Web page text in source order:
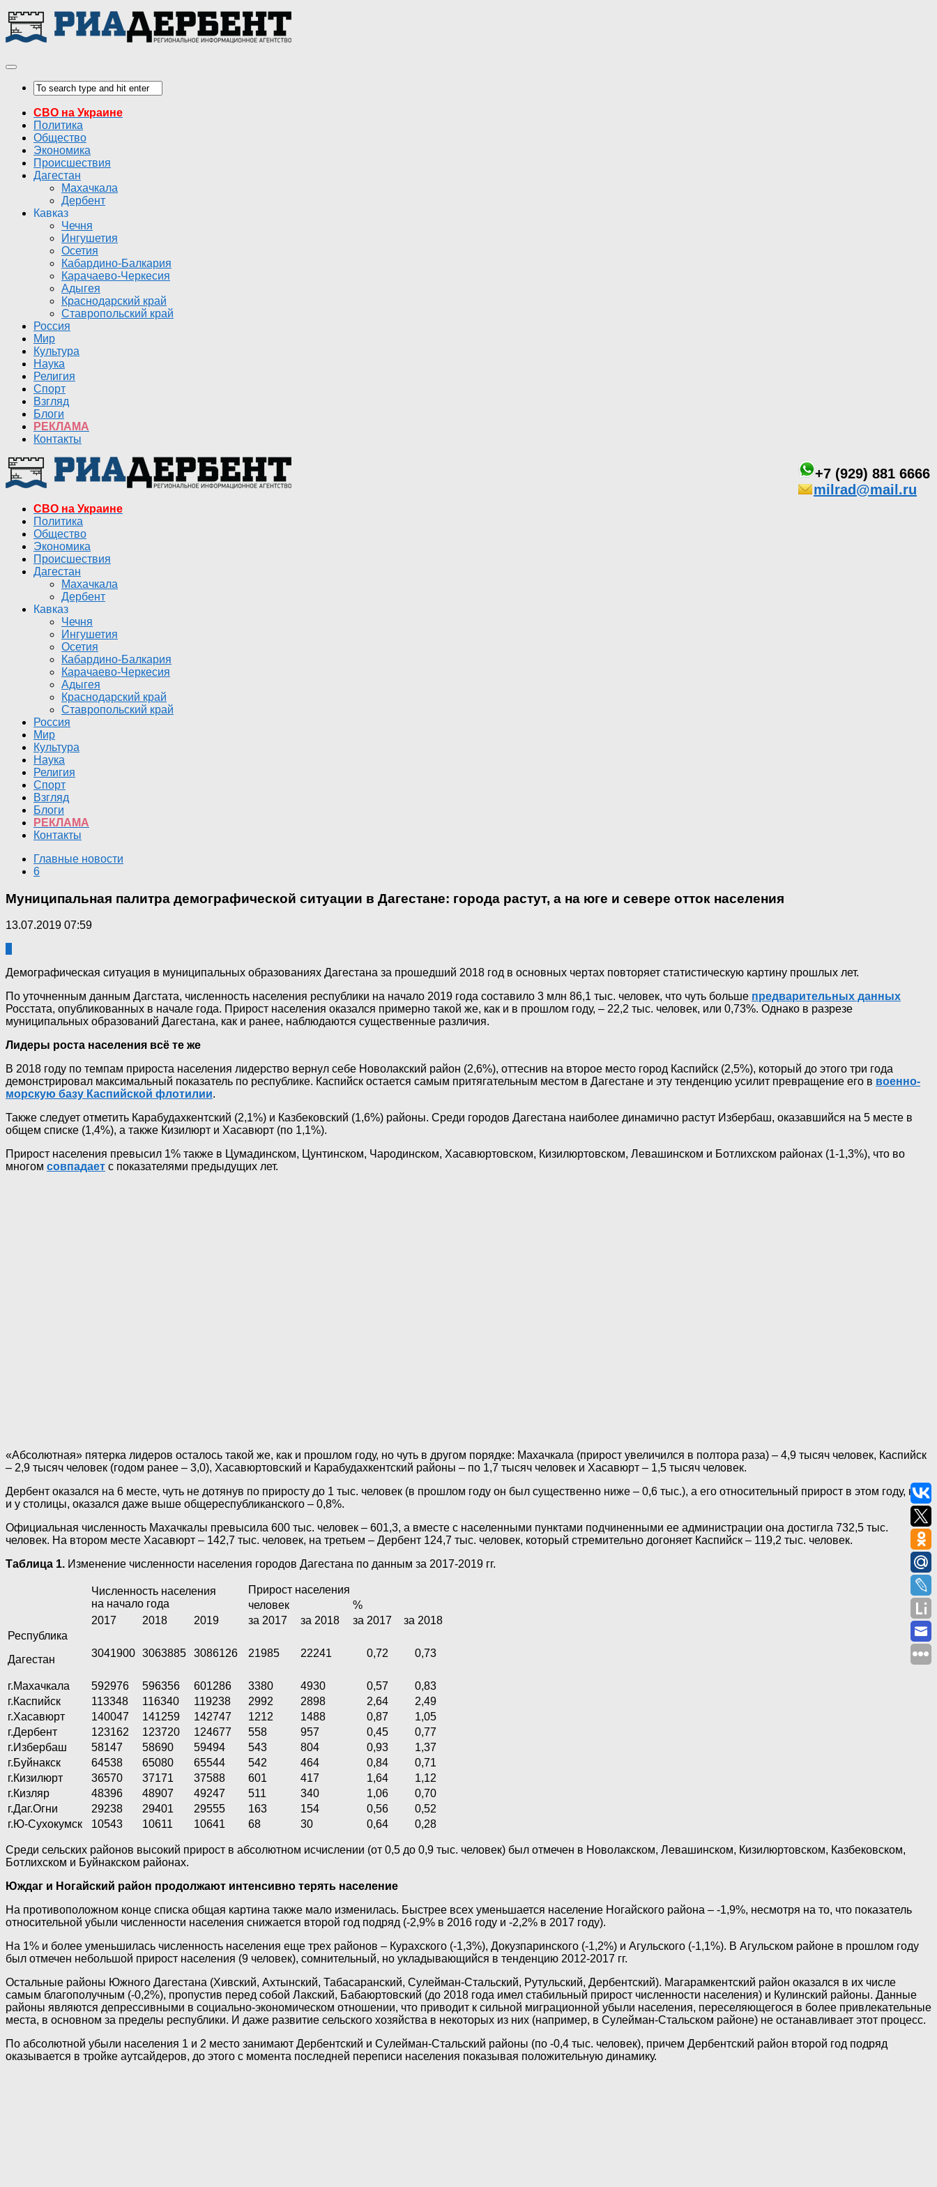
СВО на Украине
Политика
Общество
Экономика
Происшествия
Дагестан
Махачкала
Дербент
Кавказ
Чечня
Ингушетия
Осетия
Кабардино-Балкария
Карачаево-Черкесия
Адыгея
Краснодарский край
Ставропольский край
Россия
Мир
Культура
Наука
Религия
Спорт
Взгляд
Блоги
РЕКЛАМА
Контакты
+7 (929) 881 6666
milrad@mail.ru
СВО на Украине
Политика
Общество
Экономика
Происшествия
Дагестан
Махачкала
Дербент
Кавказ
Чечня
Ингушетия
Осетия
Кабардино-Балкария
Карачаево-Черкесия
Адыгея
Краснодарский край
Ставропольский край
Россия
Мир
Культура
Наука
Религия
Спорт
Взгляд
Блоги
РЕКЛАМА
Контакты
Главные новости
6
Муниципальная палитра демографической ситуации в Дагестане: города растут, а на юге и севере отток населения
13.07.2019 07:59
Демографическая ситуация в муниципальных образованиях Дагестана за прошедший 2018 год в основных чертах повторяет статистическую картину прошлых лет.
По уточненным данным Дагстата, численность населения республики на начало 2019 года составило 3 млн 86,1 тыс. человек, что чуть больше предварительных данных
Росстата, опубликованных в начале года. Прирост населения оказался примерно такой же, как и в прошлом году, – 22,2 тыс. человек, или 0,73%. Однако в разрезе
муниципальных образований Дагестана, как и ранее, наблюдаются существенные различия.
Лидеры роста населения всё те же
В 2018 году по темпам прироста населения лидерство вернул себе Новолакский район (2,6%), оттеснив на второе место город Каспийск (2,5%), который до этого три года
демонстрировал максимальный показатель по республике. Каспийск остается самым притягательным местом в Дагестане и эту тенденцию усилит превращение его в военно-
морскую базу Каспийской флотилии.
Также следует отметить Карабудахкентский (2,1%) и Казбековский (1,6%) районы. Среди городов Дагестана наиболее динамично растут Избербаш, оказавшийся на 5 месте в
общем списке (1,4%), а также Кизилюрт и Хасавюрт (по 1,1%).
Прирост населения превысил 1% также в Цумадинском, Цунтинском, Чародинском, Хасавюртовском, Кизилюртовском, Левашинском и Ботлихском районах (1-1,3%), что во
многом совпадает с показателями предыдущих лет.
«Абсолютная» пятерка лидеров осталось такой же, как и прошлом году, но чуть в другом порядке: Махачкала (прирост увеличился в полтора раза) – 4,9 тысяч человек, Каспийск
– 2,9 тысяч человек (годом ранее – 3,0), Хасавюртовский и Карабудахкентский районы – по 1,7 тысяч человек и Хасавюрт – 1,5 тысяч человек.
Дербент оказался на 6 месте, чуть не дотянув по приросту до 1 тыс. человек (в прошлом году он был существенно ниже – 0,6 тыс.), а его относительный прирост в этом году, как
и у столицы, оказался даже выше общереспубликанского – 0,8%.
Официальная численность Махачкалы превысила 600 тыс. человек – 601,3, а вместе с населенными пунктами подчиненными ее администрации она достигла 732,5 тыс.
человек. На втором месте Хасавюрт – 142,7 тыс. человек, на третьем – Дербент 124,7 тыс. человек, который стремительно догоняет Каспийск – 119,2 тыс. человек.
Таблица 1. Изменение численности населения городов Дагестана по данным за 2017-2019 гг.
Численность населения
на начало года
Прирост населения
человек
%
2017
2018 2019 за 2017 за 2018 за 2017
за 2018
Республика
Дагестан
3041900 3063885 3086126 21985 22241 0,72 0,73
г.Махачкала 592976 596356 601286 3380 4930 0,57
0,83
г.Каспийск
113348 116340 119238 2992 2898 2,64
2,49
г.Хасавюрт
140047 141259 142747 1212 1488 0,87
1,05
г.Дербент
123162 123720 124677 558 957 0,45
0,77
г.Избербаш
58147 58690 59494 543 804 0,93
1,37
г.Буйнакск
64538 65080 65544 542 464 0,84
0,71
г.Кизилюрт
36570 37171 37588 601 417 1,64
1,12
г.Кизляр
48396 48907 49247 511 340 1,06
0,70
г.Даг.Огни
29238 29401 29555 163 154 0,56
0,52
г.Ю-Сухокумск
10543 10611 10641 68 30 0,64 0,28
Среди сельских районов высокий прирост в абсолютном исчислении (от 0,5 до 0,9 тыс. человек) был отмечен в Новолакском, Левашинском, Кизилюртовском, Казбековском,
Ботлихском и Буйнакском районах.
Юждаг и Ногайский район продолжают интенсивно терять население
На противоположном конце списка общая картина также мало изменилась. Быстрее всех уменьшается население Ногайского района – -1,9%, несмотря на то, что показатель
относительной убыли численности населения снижается второй год подряд (-2,9% в 2016 году и -2,2% в 2017 году).
На 1% и более уменьшилась численность населения еще трех районов – Курахского (-1,3%), Докузпаринского (-1,2%) и Агульского (-1,1%). В Агульском районе в прошлом году
был отмечен небольшой прирост населения (9 человек), сомнительный, но укладывающийся в тенденцию 2012-2017 гг.
Остальные районы Южного Дагестана (Хивский, Ахтынский, Табасаранский, Сулейман-Стальский, Рутульский, Дербентский). Магарамкентский район оказался в их числе
самым благополучным (-0,2%), пропустив перед собой Лакский, Бабаюртовский (до 2018 года имел стабильный прирост численности населения) и Кулинский районы. Данные
районы являются депрессивными в социально-экономическом отношении, что приводит к сильной миграционной убыли населения, переселяющегося в более привлекательные
места, в основном за пределы республики. И даже развитие сельского хозяйства в некоторых из них (например, в Сулейман-Стальском районе) не останавливает этот процесс.
По абсолютной убыли населения 1 и 2 место занимают Дербентский и Сулейман-Стальский районы (по -0,4 тыс. человек), причем Дербентский район второй год подряд
оказывается в тройке аутсайдеров, до этого с момента последней переписи населения показывая положительную динамику.